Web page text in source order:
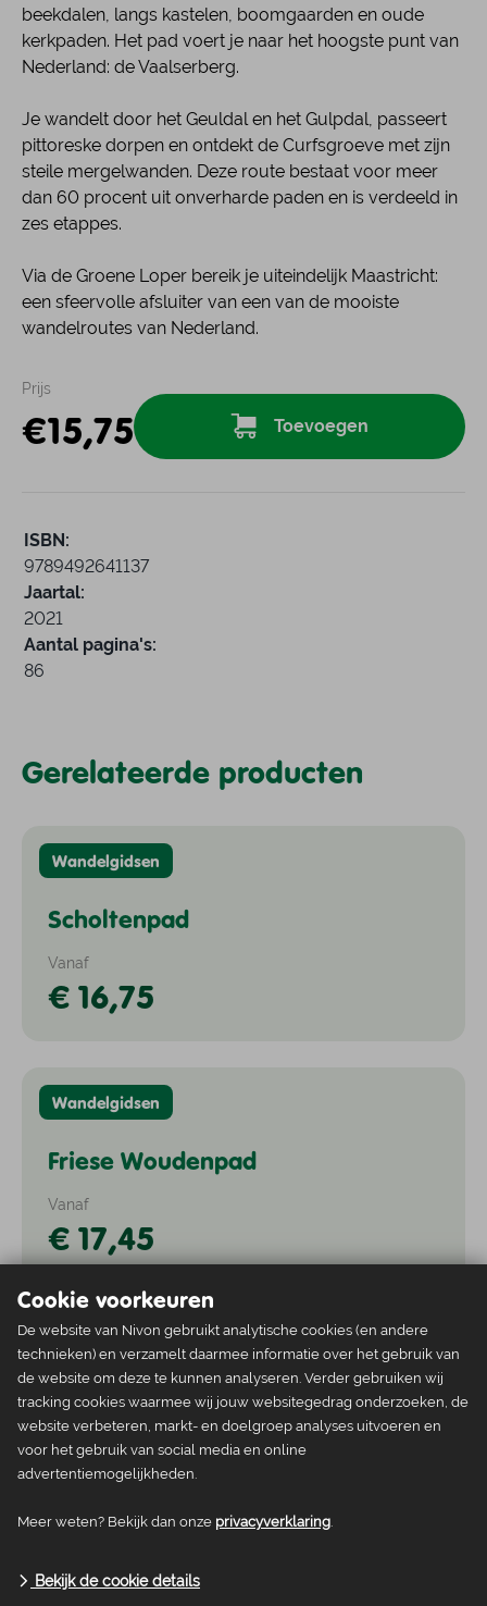
beekdalen, langs kastelen, boomgaarden en oude
kerkpaden. Het pad voert je naar het hoogste punt van
Nederland: de Vaalserberg.
Je wandelt door het Geuldal en het Gulpdal, passeert
pittoreske dorpen en ontdekt de Curfsgroeve met zijn
steile mergelwanden. Deze route bestaat voor meer
dan 60 procent uit onverharde paden en is verdeeld in
zes etappes.
Via de Groene Loper bereik je uiteindelijk Maastricht:
een sfeervolle afsluiter van een van de mooiste
wandelroutes van Nederland.
Prijs
€15,75 Toevoegen
ISBN:
9789492641137
Jaartal:
2021
Aantal pagina's:
86
Gerelateerde producten
Wandelgidsen
Scholtenpad
Vanaf
€ 16,75
Wandelgidsen
Friese Woudenpad
Vanaf
€ 17,45
Wandelgidsen
Pieterpad deel 1
Vanaf
€ 13,30
Wandelgidsen
Cookie voorkeuren
De website van Nivon gebruikt analytische cookies (en andere
technieken) en verzamelt daarmee informatie over het gebruik van
de website om deze te kunnen analyseren. Verder gebruiken wij
tracking cookies waarmee wij jouw websitegedrag onderzoeken, de
website verbeteren, markt- en doelgroep analyses uitvoeren en
voor het gebruik van social media en online
advertentiemogelijkheden.
Meer weten? Bekijk dan onze privacyverklaring.
Bekijk de cookie details